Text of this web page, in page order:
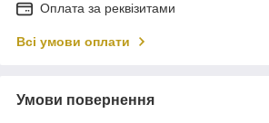
Оплата за реквізитами
Всі умови оплати
Умови повернення